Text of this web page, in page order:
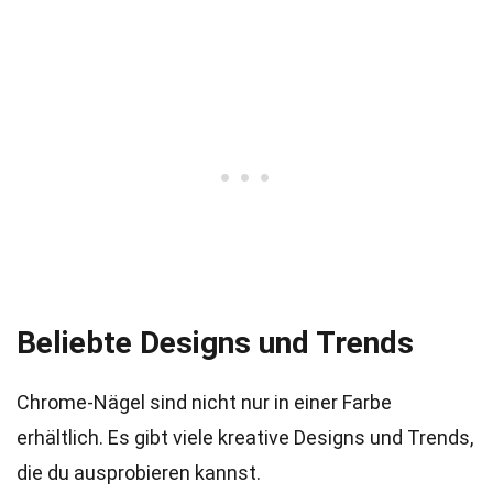
Beliebte Designs und Trends
Chrome-Nägel sind nicht nur in einer Farbe
erhältlich. Es gibt viele kreative Designs und Trends,
die du ausprobieren kannst.